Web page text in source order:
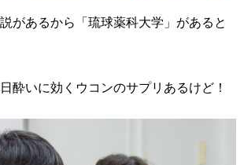
があるから「琉球薬科大学」があると
酔いに効くウコンのサプリあるけど！